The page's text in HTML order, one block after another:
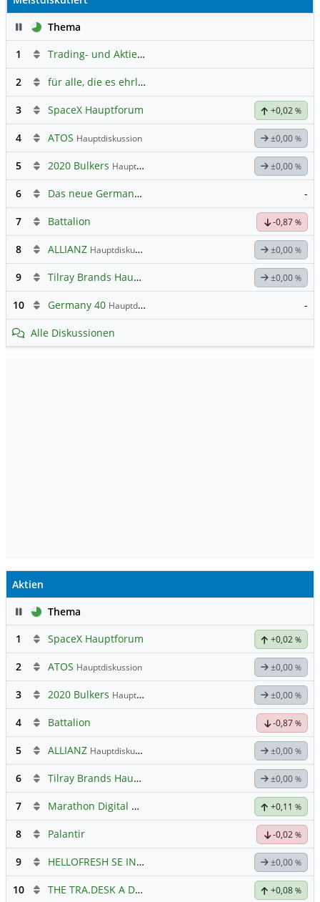
PauseThema
1
Trading- und Aktien-Chat
2 für alle, die es ehrlich meinen beim Traden.
3 SpaceX Hauptforum +0,02 %
4 ATOS Hauptdiskussion ±0,00 %
5 2020 Bulkers Hauptdiskussion ±0,00 %
6 Das neue Germany 40 Prognose Forum -
7 Battalion -0,87 %
8 ALLIANZ Hauptdiskussion ±0,00 %
9 Tilray Brands Hauptforum ±0,00 %
10 Germany 40 Hauptdiskussion -
Alle Diskussionen
Aktien
PauseThema
1
SpaceX Hauptforum +0,02 %
2 ATOS Hauptdiskussion ±0,00 %
3 2020 Bulkers Hauptdiskussion ±0,00 %
4 Battalion -0,87 %
5 ALLIANZ Hauptdiskussion ±0,00 %
6 Tilray Brands Hauptforum ±0,00 %
7 Marathon Digital Holdings +0,11 %
8 Palantir -0,02 %
9 HELLOFRESH SE INH O.N. ±0,00 %
10 THE TRA.DESK A DL-,000001 +0,08 %